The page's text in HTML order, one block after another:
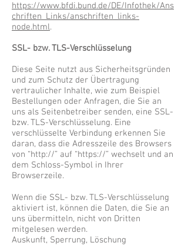
https://www.bfdi.bund.de/DE/Infothek/Ans
chriften_Links/anschriften_links-
node.html.
SSL- bzw. TLS-Verschlüsselung
Diese Seite nutzt aus Sicherheitsgründen
und zum Schutz der Übertragung
vertraulicher Inhalte, wie zum Beispiel
Bestellungen oder Anfragen, die Sie an
uns als Seitenbetreiber senden, eine SSL-
bzw. TLS-Verschlüsselung. Eine
verschlüsselte Verbindung erkennen Sie
daran, dass die Adresszeile des Browsers
von “http://” auf “https://” wechselt und an
dem Schloss-Symbol in Ihrer
Browserzeile.
Wenn die SSL- bzw. TLS-Verschlüsselung
aktiviert ist, können die Daten, die Sie an
uns übermitteln, nicht von Dritten
mitgelesen werden.
Auskunft, Sperrung, Löschung